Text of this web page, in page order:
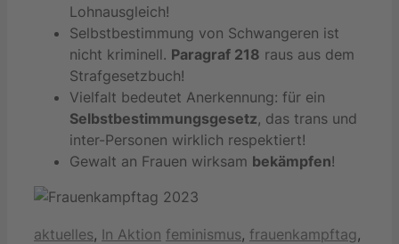
Lohnausgleich!
Selbstbestimmung von Schwangeren ist
nicht kriminell. Paragraf 218 raus aus dem
Strafgesetzbuch!
Vielfalt bedeutet Anerkennung: für ein
Selbstbestimmungsgesetz, das trans und
inter-Personen wirklich respektiert!
Gewalt an Frauen wirksam bekämpfen!
Kategorien
aktuelles, In Aktion Schlagwörter
feminismus, frauenkampftag,